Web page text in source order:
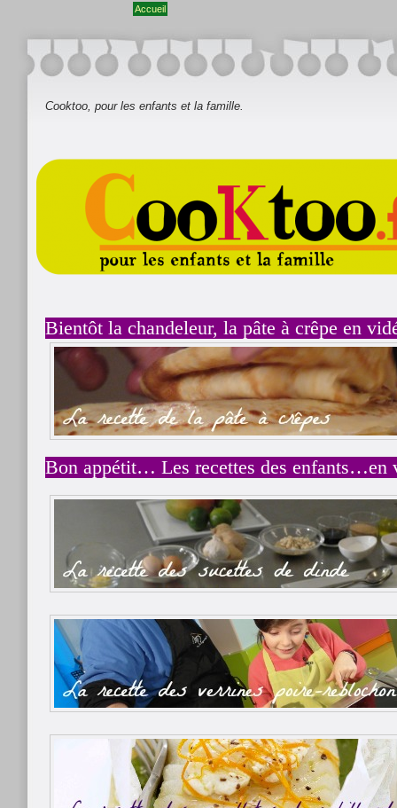
Accueil
Cooktoo, pour les enfants et la famille.
Bientôt la chandeleur, la pâte à crêpe en
Bon appétit… Les recettes des enfants…en